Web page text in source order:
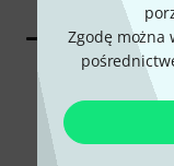
Zgodę można